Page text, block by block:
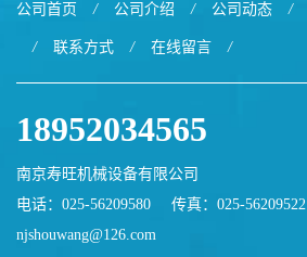
公司首页 / 公司介绍 / 公司动态 /
/ 联系方式 / 在线留言 /
18952034565
南京寿旺机械设备有限公司
电话：025-56209580
传真：025-56209522
njshouwang@126.com